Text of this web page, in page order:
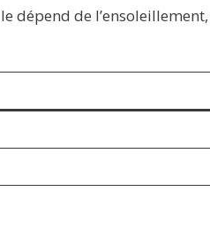
dépend de